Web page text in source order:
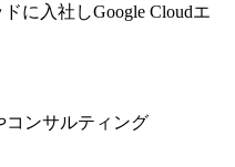
に入社しGoogle Cloudエ
コンサルティング